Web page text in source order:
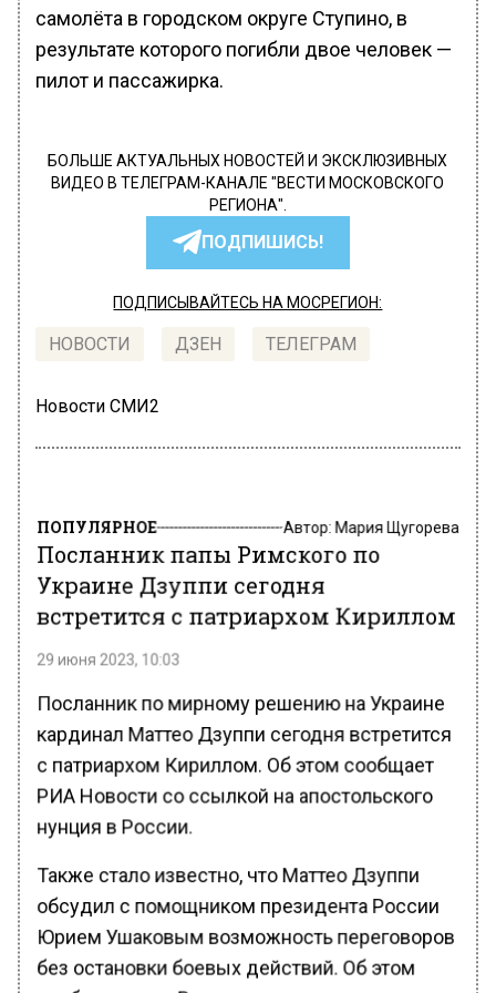
самолёта в городском округе Ступино, в
результате которого погибли двое человек —
пилот и пассажирка.
БОЛЬШЕ АКТУАЛЬНЫХ НОВОСТЕЙ И ЭКСКЛЮЗИВНЫХ
ВИДЕО В ТЕЛЕГРАМ-КАНАЛЕ "ВЕСТИ МОСКОВСКОГО
РЕГИОНА".
ПОДПИШИСЬ!
ПОДПИСЫВАЙТЕСЬ НА МОСРЕГИОН:
НОВОСТИ ДЗЕН ТЕЛЕГРАМ
Новости СМИ2
ПОПУЛЯРНОЕ Автор: Мария Щугорева
Посланник папы Римского по
Украине Дзуппи сегодня
встретится с патриархом Кириллом
29 июня 2023, 10:03
Посланник по мирному решению на Украине
кардинал Маттео Дзуппи сегодня встретится
с патриархом Кириллом. Об этом сообщает
РИА Новости со ссылкой на апостольского
нунция в России.
Также стало известно, что Маттео Дзуппи
обсудил с помощником президента России
Юрием Ушаковым возможность переговоров
без остановки боевых действий. Об этом